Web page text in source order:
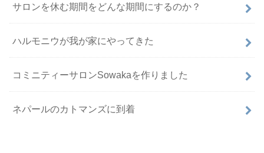
サロンを休む期間をどんな期間にするのか？
ハルモニウが我が家にやってきた
コミニティーサロンSowakaを作りました
ネパールのカトマンズに到着